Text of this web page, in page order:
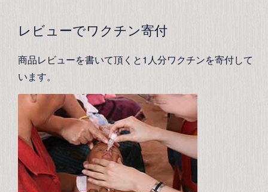
レビューでワクチン寄付
商品レビューを書いて頂くと1人分ワクチンを寄付して
います。